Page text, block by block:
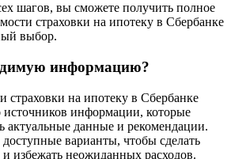
шагов, вы сможете получить полное
страховки на ипотеку в Сбербанке
выбор.
информацию?
страховки на ипотеку в Сбербанке
источников информации, которые
актуальные данные и рекомендации.
варианты, чтобы сделать
избежать неожиданных расходов.